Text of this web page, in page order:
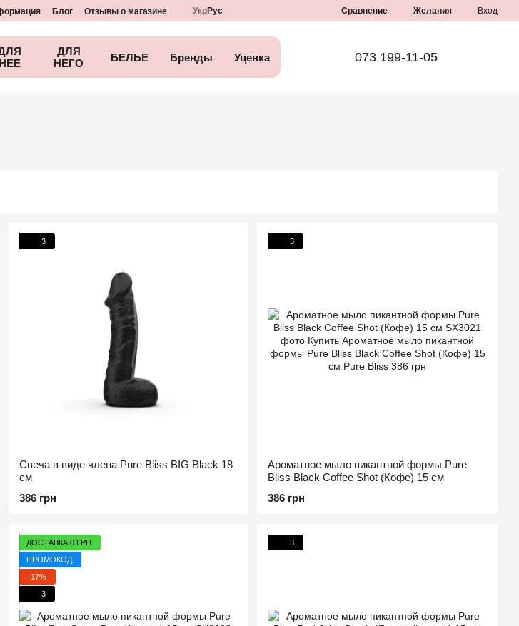
Блог Отзывы о магазине УкрРус Сравнение Желания Вход
НЕЕ
ДЛЯ
НЕГО
БЕЛЬЕ Бренды Уценка 073 199-11-05
3
Свеча в виде члена Pure Bliss BIG Black 18
см
386 грн
3
Ароматное мыло пикантной формы Pure
Bliss Black Coffee Shot (Кофе) 15 см
386 грн
ДОСТАВКА 0 ГРН
ПРОМОКОД
−17%
3
3